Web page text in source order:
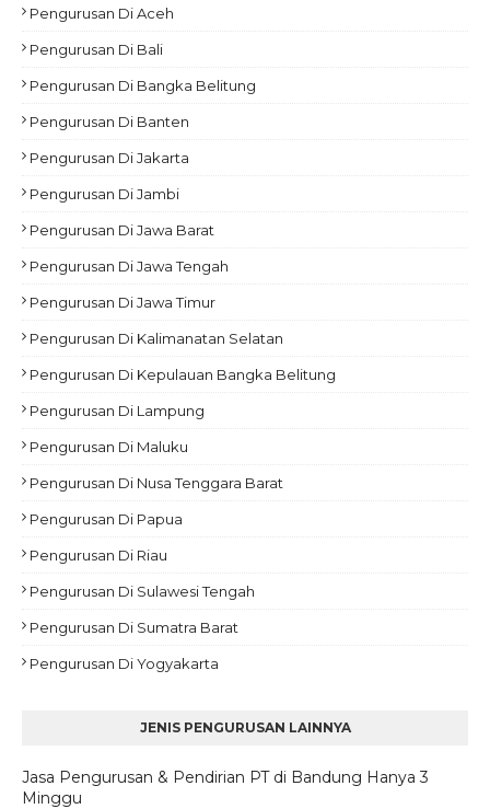
Pengurusan Di Aceh
Pengurusan Di Bali
Pengurusan Di Bangka Belitung
Pengurusan Di Banten
Pengurusan Di Jakarta
Pengurusan Di Jambi
Pengurusan Di Jawa Barat
Pengurusan Di Jawa Tengah
Pengurusan Di Jawa Timur
Pengurusan Di Kalimanatan Selatan
Pengurusan Di Kepulauan Bangka Belitung
Pengurusan Di Lampung
Pengurusan Di Maluku
Pengurusan Di Nusa Tenggara Barat
Pengurusan Di Papua
Pengurusan Di Riau
Pengurusan Di Sulawesi Tengah
Pengurusan Di Sumatra Barat
Pengurusan Di Yogyakarta
JENIS PENGURUSAN LAINNYA
Jasa Pengurusan & Pendirian PT di Bandung Hanya 3
Minggu